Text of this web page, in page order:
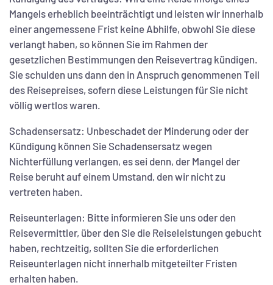
Mangels erheblich beeinträchtigt und leisten wir innerhalb
einer angemessene Frist keine Abhilfe, obwohl Sie diese
verlangt haben, so können Sie im Rahmen der
gesetzlichen Bestimmungen den Reisevertrag kündigen.
Sie schulden uns dann den in Anspruch genommenen Teil
des Reisepreises, sofern diese Leistungen für Sie nicht
völlig wertlos waren.
Schadensersatz: Unbeschadet der Minderung oder der
Kündigung können Sie Schadensersatz wegen
Nichterfüllung verlangen, es sei denn, der Mangel der
Reise beruht auf einem Umstand, den wir nicht zu
vertreten haben.
Reiseunterlagen: Bitte informieren Sie uns oder den
Reisevermittler, über den Sie die Reiseleistungen gebucht
haben, rechtzeitig, sollten Sie die erforderlichen
Reiseunterlagen nicht innerhalb mitgeteilter Fristen
erhalten haben.